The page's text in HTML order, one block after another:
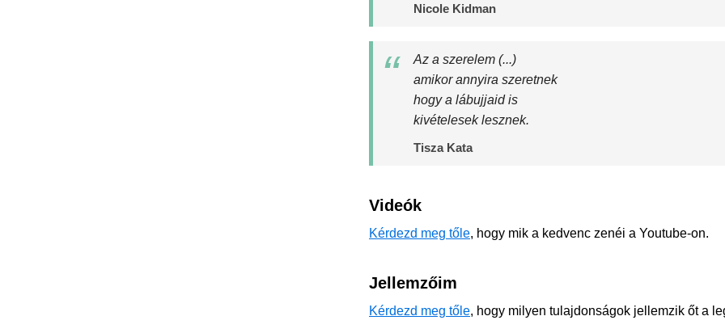
Nicole Kidman
Az a szerelem (...)
amikor annyira szeretnek
hogy a lábujjaid is
kivételesek lesznek.
Tisza Kata
Videók
Kérdezd meg tőle, hogy mik a kedvenc zenéi a Youtube-on.
Jellemzőim
Kérdezd meg tőle, hogy milyen tulajdonságok jellemzik őt a